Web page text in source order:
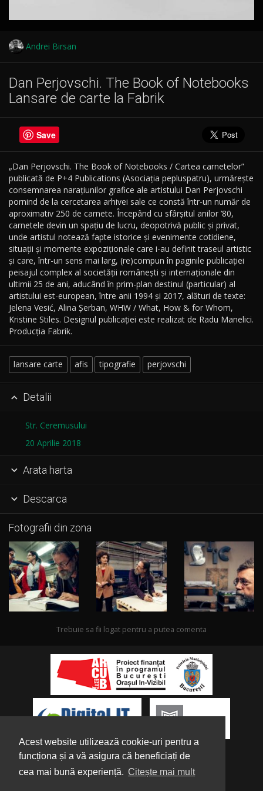
Acest website utilizează cookie-uri pentru a
funcționa și a vă asigura că beneficiați de
cea mai bună experiență. Citește mai mult
Andrei Birsan
Dan Perjovschi. The Book of Notebooks
Lansare de carte la Fabrik
Save
„Dan Perjovschi. The Book of Notebooks / Cartea carnetelor”
publicată de P+4 Publications (Asociația pepluspatru), urmărește
consemnarea narațiunilor grafice ale artistului Dan Perjovschi
pornind de la cercetarea arhivei sale ce constă într-un număr de
aproximativ 250 de carnete. Începând cu sfârșitul anilor ’80,
carnetele devin un spațiu de lucru, deopotrivă public și privat,
unde artistul notează fapte istorice și evenimente cotidiene,
situații și momente expoziționale care i-au definit traseul artistic
și care, într-un sens mai larg, (re)compun în paginile publicației
peisajul complex al societății românești și internaționale din
ultimii 25 de ani, aducând în prim-plan destinul (particular) al
artistului est-european, între anii 1994 și 2017, alături de texte:
Jelena Vesić, Alina Șerban, WHW / What, How & for Whom,
Kristine Stiles. Designul publicației este realizat de Radu Manelici.
Producția Fabrik.
lansare carte afis tipografie perjovschi
 Detalii
Str. Ceremusului
20 Aprilie 2018
 Arata harta
 Descarca
Fotografii din zona
Trebuie sa fii logat pentru a putea comenta